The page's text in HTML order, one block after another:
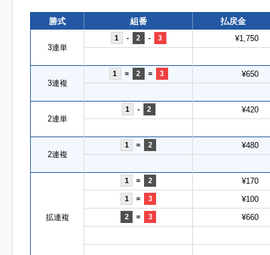
勝式 組番 払戻金
3連単
1 - 2 - 3 ¥1,750
3連複
1 = 2 = 3 ¥650
2連単
1 - 2 ¥420
2連複
1 = 2 ¥480
拡連複
1 = 2 ¥170
1 = 3 ¥100
2 = 3 ¥660